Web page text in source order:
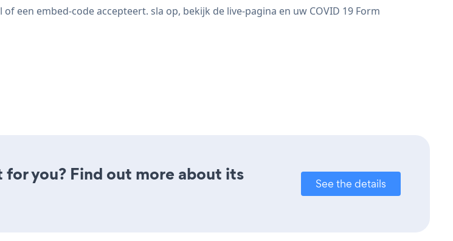
een embed-code accepteert. sla op, bekijk de live-pagina en uw COVID 19 Form
you? Find out more about its
See the details